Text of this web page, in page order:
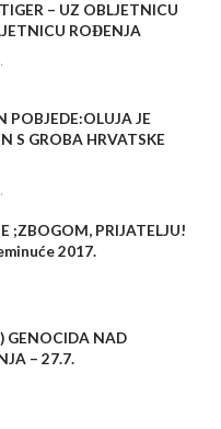
– UZ OBLJETNICU
ROĐENJA
POBJEDE:OLUJA JE
S GROBA HRVATSKE
;ZBOGOM, PRIJATELJU!
2017.
GENOCIDA NAD
– 27.7.